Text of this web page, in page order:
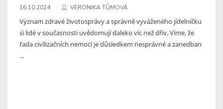
16.10.2024 VERONIKA TŮMOVÁ
Význam zdravé životosprávy a správně vyváženého jídelníčku
si lidé v současnosti uvědomují daleko víc než dřív. Víme, že
řada civilizačních nemocí je důsledkem nesprávné a zanedban
...